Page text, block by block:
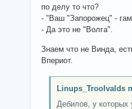
по делу то что?
- "Ваш "Запорожец" -
- Да это не "Волга".
Знаем что не Винда,
Впериот.
Linups_Troolvalds
Дебилов, у которых